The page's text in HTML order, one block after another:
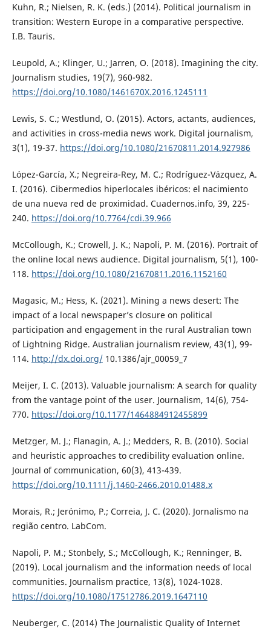
Kuhn, R.; Nielsen, R. K. (eds.) (2014). Political journalism in
transition: Western Europe in a comparative perspective.
I.B. Tauris.
Leupold, A.; Klinger, U.; Jarren, O. (2018). Imagining the city.
Journalism studies, 19(7), 960-982.
https://doi.org/10.1080/1461670X.2016.1245111
Lewis, S. C.; Westlund, O. (2015). Actors, actants, audiences,
and activities in cross-media news work. Digital journalism,
3(1), 19-37. https://doi.org/10.1080/21670811.2014.927986
López-García, X.; Negreira-Rey, M. C.; Rodríguez-Vázquez, A.
I. (2016). Cibermedios hiperlocales ibéricos: el nacimiento
de una nueva red de proximidad. Cuadernos.info, 39, 225-
240. https://doi.org/10.7764/cdi.39.966
McCollough, K.; Crowell, J. K.; Napoli, P. M. (2016). Portrait of
the online local news audience. Digital journalism, 5(1), 100-
118. https://doi.org/10.1080/21670811.2016.1152160
Magasic, M.; Hess, K. (2021). Mining a news desert: The
impact of a local newspaper’s closure on political
participation and engagement in the rural Australian town
of Lightning Ridge. Australian journalism review, 43(1), 99-
114. http://dx.doi.org/10.1386/ajr_00059_7
Meijer, I. C. (2013). Valuable journalism: A search for quality
from the vantage point of the user. Journalism, 14(6), 754-
770. https://doi.org/10.1177/1464884912455899
Metzger, M. J.; Flanagin, A. J.; Medders, R. B. (2010). Social
and heuristic approaches to credibility evaluation online.
Journal of communication, 60(3), 413-439.
https://doi.org/10.1111/j.1460-2466.2010.01488.x
Morais, R.; Jerónimo, P.; Correia, J. C. (2020). Jornalismo na
região centro. LabCom.
Napoli, P. M.; Stonbely, S.; McCollough, K.; Renninger, B.
(2019). Local journalism and the information needs of local
communities. Journalism practice, 13(8), 1024-1028.
https://doi.org/10.1080/17512786.2019.1647110
Neuberger, C. (2014) The Journalistic Quality of Internet